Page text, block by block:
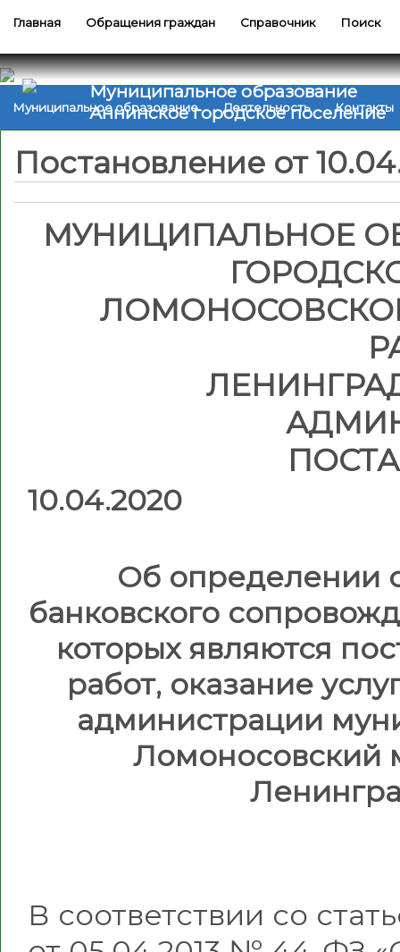
Главная Обращения граждан Справочник Поиск
Муниципальное образование
Аннинское городское поселение
Муниципальное образование Деятельность Контакты
Постановление от
МУНИЦИПАЛЬНОЕ
Об определении
банковского
которых являются
работ, оказание
администрации
Ломоносовский
В соответствии со